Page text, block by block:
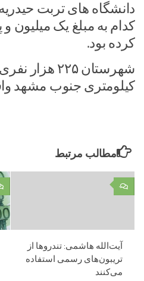
دانشگاه های تربت
کدام به مبلغ یک میلیون و
کرده بود.
کیلومتری جنوب مشهد
مطالب مرتبط
۰
آیت‌الله هاشمی: تندروها از
تریبون‌های رسمی استفاده
می‌کنند